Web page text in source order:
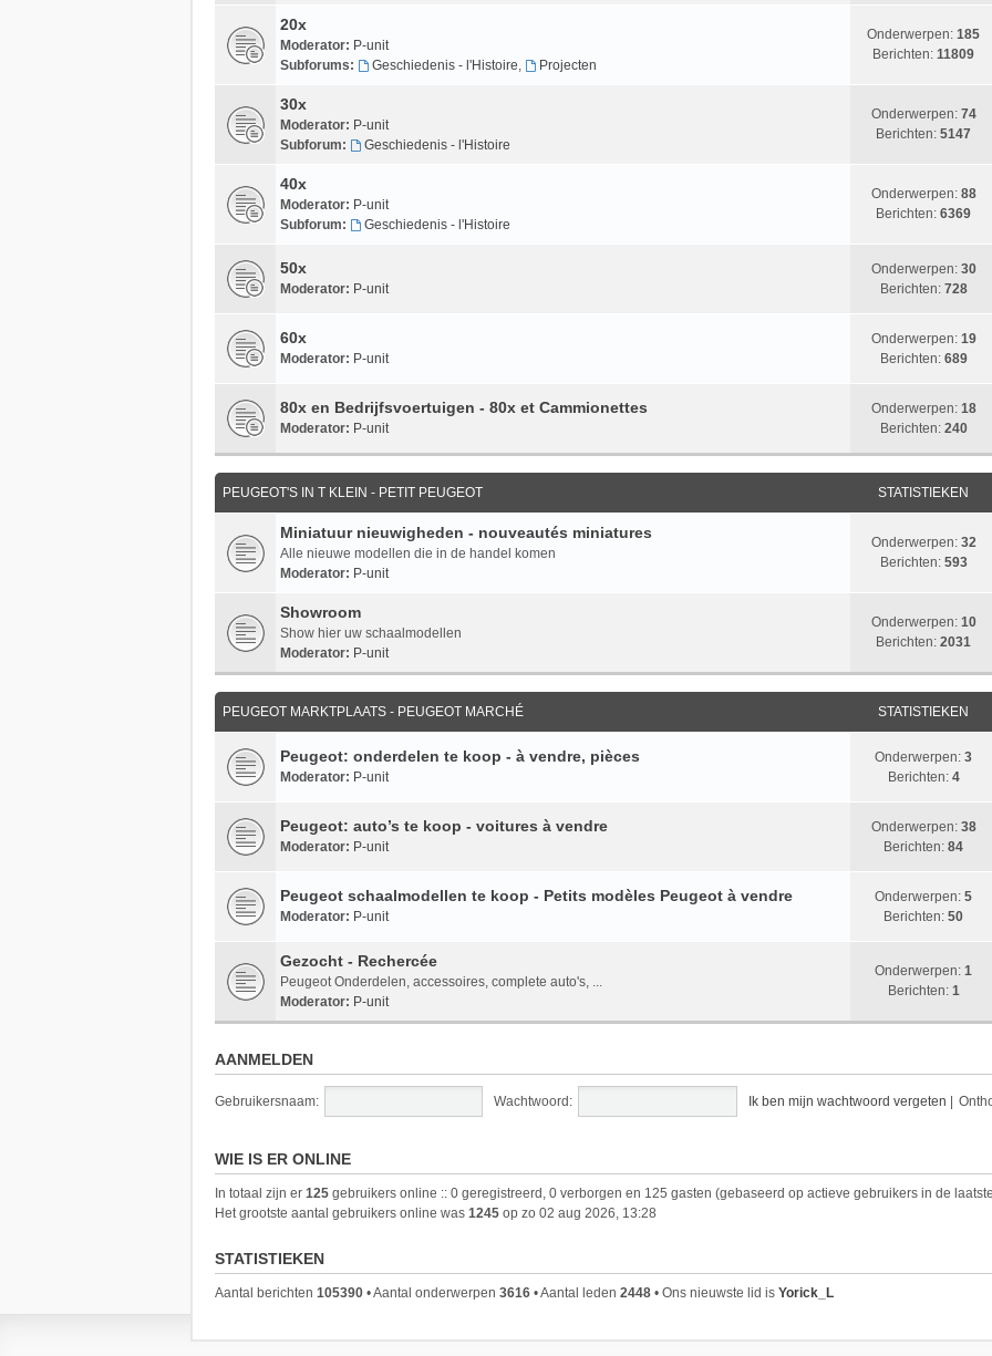
20x
Moderator: P-unit
Subforums:
Geschiedenis - l'Histoire, Projecten
Onderwerpen: 185
Berichten: 11809
30x
Moderator: P-unit
Subforum:
Geschiedenis - l'Histoire
Onderwerpen: 74
Berichten: 5147
40x
Moderator: P-unit
Subforum:
Geschiedenis - l'Histoire
Onderwerpen: 88
Berichten: 6369
50x
Moderator: P-unit
Onderwerpen: 30
Berichten: 728
60x
Moderator: P-unit
Onderwerpen: 19
Berichten: 689
80x en Bedrijfsvoertuigen - 80x et Cammionettes
Moderator: P-unit
Onderwerpen: 18
Berichten: 240
PEUGEOT'S IN T KLEIN - PETIT PEUGEOT STATISTIEKEN
Miniatuur nieuwigheden - nouveautés miniatures
Alle nieuwe modellen die in de handel komen
Moderator: P-unit
Onderwerpen: 32
Berichten: 593
Showroom
Show hier uw schaalmodellen
Moderator: P-unit
Onderwerpen: 10
Berichten: 2031
PEUGEOT MARKTPLAATS - PEUGEOT MARCHÉ STATISTIEKEN
Peugeot: onderdelen te koop - à vendre, pièces
Moderator: P-unit
Onderwerpen: 3
Berichten: 4
Peugeot: auto’s te koop - voitures à vendre
Moderator: P-unit
Onderwerpen: 38
Berichten: 84
Peugeot schaalmodellen te koop - Petits modèles Peugeot à vendre
Moderator: P-unit
Onderwerpen: 5
Berichten: 50
Gezocht - Rechercée
Peugeot Onderdelen, accessoires, complete auto's, ...
Moderator: P-unit
Onderwerpen: 1
Berichten: 1
AANMELDEN
Gebruikersnaam: Wachtwoord: Ik ben mijn wachtwoord vergeten
WIE IS ER ONLINE
In totaal zijn er 125 gebruikers online :: 0 geregistreerd, 0 verborgen en 125 gasten (gebaseerd op actieve gebruikers in de
Het grootste aantal gebruikers online was 1245 op zo 02 aug 2026, 13:28
STATISTIEKEN
Aantal berichten 105390 • Aantal onderwerpen 3616 • Aantal leden 2448 • Ons nieuwste lid is Yorick_L